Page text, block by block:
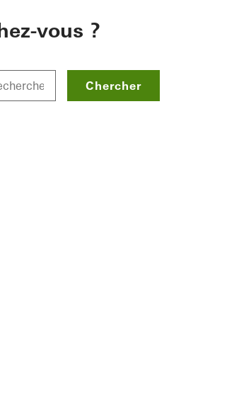
vous ?
Chercher